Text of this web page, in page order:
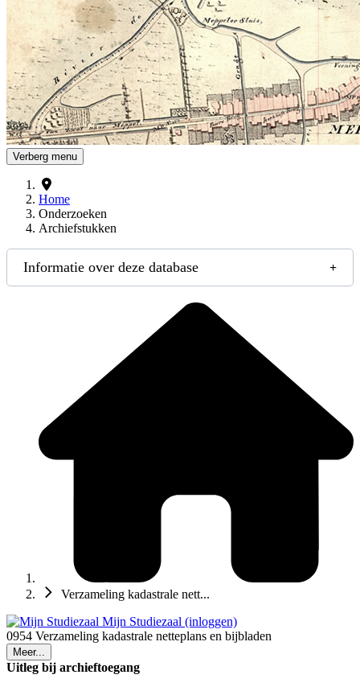
Verberg menu
Home
Onderzoeken
Archiefstukken
Informatie over deze database
Verzameling kadastrale nett...
Mijn Studiezaal (inloggen)
0954 Verzameling kadastrale netteplans en bijbladen
Meer...
Uitleg bij archieftoegang